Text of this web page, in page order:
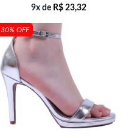
9x de R$23,32
30% OFF